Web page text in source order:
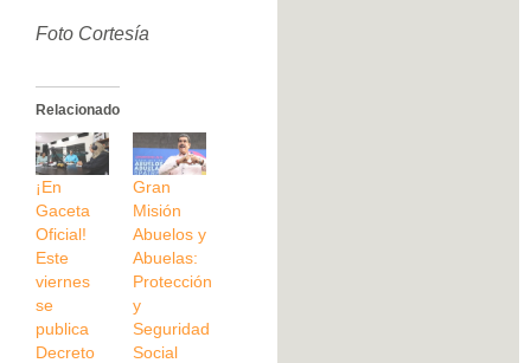
Foto Cortesía
Relacionado
¡En
Gaceta
Oficial!
Este
viernes
se
publica
Decreto
Gran
Misión
Abuelos y
Abuelas:
Protección
y
Seguridad
Social